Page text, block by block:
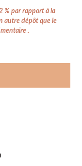
% par rapport à la
autre dépôt que le
.